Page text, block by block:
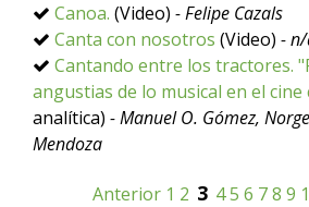
Canoa. (Video) - Felipe Cazals
Canta con nosotros (Video) -
Cantando entre los tractores.
angustias de lo musical en el cine
analítica) - Manuel O. Gómez,
Mendoza
Anterior 1 2 3 45 6 78 9